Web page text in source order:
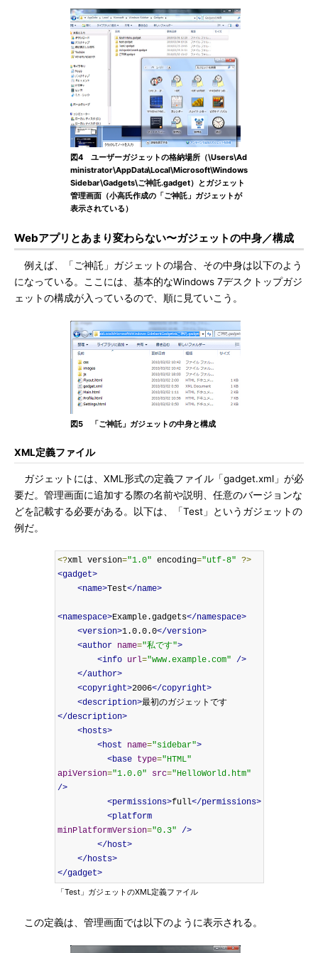
図4 ユーザーガジェットの格納場所（\Users\Ad
ministrator\AppData\Local\Microsoft\Windows
Sidebar\Gadgets\ご神託.gadget）とガジェット
管理画面（小高氏作成の「ご神託」ガジェットが
表示されている）
Webアプリとあまり変わらない〜ガジェットの中身／構成
例えば、「ご神託」ガジェットの場合、その中身は以下のよう
になっている。ここには、基本的なWindows 7デスクトップガジ
ェットの構成が入っているので、順に見ていこう。
図5 「ご神託」ガジェットの中身と構成
XML定義ファイル
ガジェットには、XML形式の定義ファイル「gadget.xml」が必
要だ。管理画面に追加する際の名前や説明、任意のバージョンな
どを記載する必要がある。以下は、「Test」というガジェットの
例だ。
<?xml version="1.0" encoding="utf-8" ?>
<gadget>
<name>Test</name>
<namespace>Example.gadgets</namespace>
<version>1.0.0.0</version>
<author
name="私です">
<info
url="www.example.com" />
</author>
<copyright>2006</copyright>
<description>最初のガジェットです
</description>
<hosts>
<host
name="sidebar">
<base
type="HTML"
apiVersion="1.0.0" src="HelloWorld.htm"
/>
<permissions>full</permissions>
<platform
minPlatformVersion="0.3" />
</host>
</hosts>
</gadget>
「Test」ガジェットのXML定義ファイル
この定義は、管理画面では以下のように表示される。